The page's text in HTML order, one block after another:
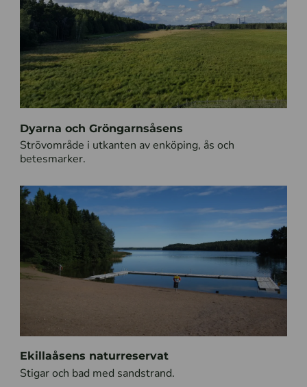
Dyarna och Gröngarnsåsens
Strövområde i utkanten av enköping, ås och
betesmarker.
Ekillaåsens naturreservat
Stigar och bad med sandstrand.